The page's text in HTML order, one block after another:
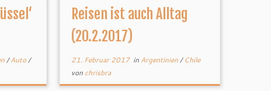
/Auto/
Reisen ist auch Alltag
(20.2.2017)
21. Februar 2017in Argentinien/Chile
von chrisbra